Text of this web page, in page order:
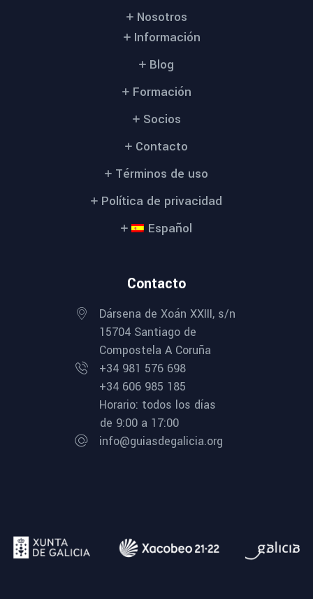
Nosotros
Información
Blog
Formación
Socios
Contacto
Términos de uso
Política de privacidad
Español
Contacto
Dársena de Xoán XXIII, s/n
15704 Santiago de
Compostela A Coruña
+34 981 576 698
+34 606 985 185
Horario: todos los días
de 9:00 a 17:00
info@guiasdegalicia.org